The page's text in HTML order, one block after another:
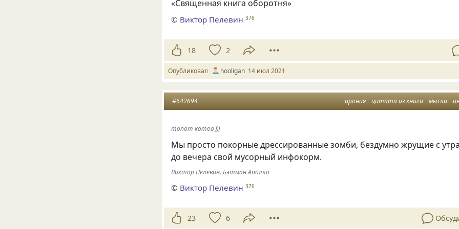
«Священная книга оборотня»
© Виктор Пелевин 376
18 2
Опубликовал hooligan 14 июл 2021
ирония цитата из книги мысли
#642694
топот котов )))
Мы просто покорные дрессированные зомби, бездумно жрущие с утра
до вечера свой мусорный инфокорм.
Виктор Пелевин. Бэтман Аполло
© Виктор Пелевин 376
23 6